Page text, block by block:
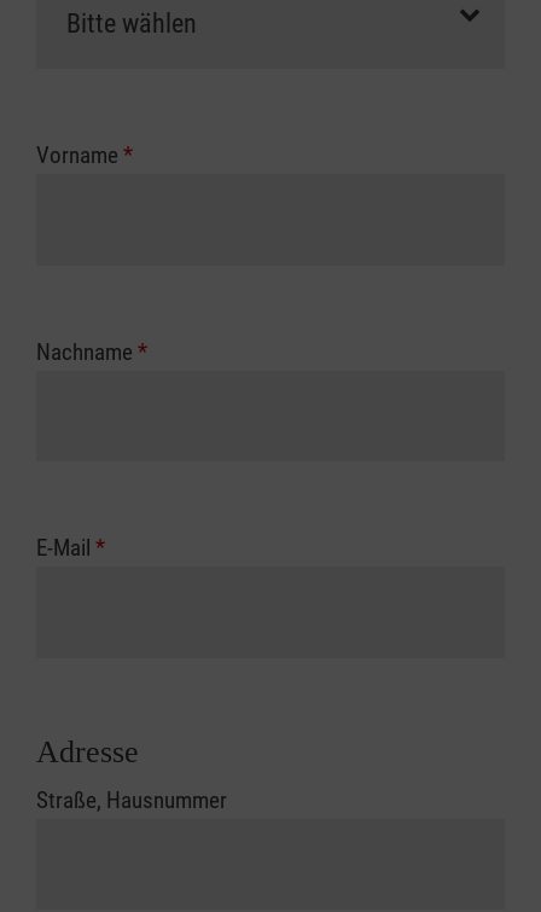
Vorname *
Nachname *
E-Mail *
Adresse
Straße, Hausnummer